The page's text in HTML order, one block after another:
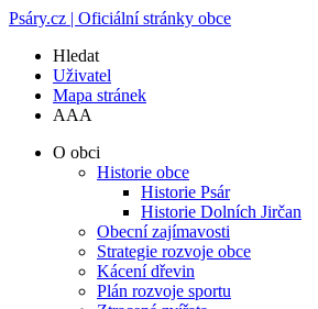
Psáry.cz | Oficiální stránky obce
Hledat
Uživatel
Mapa stránek
AAA
O obci
Historie obce
Historie Psár
Historie Dolních Jirčan
Obecní zajímavosti
Strategie rozvoje obce
Kácení dřevin
Plán rozvoje sportu